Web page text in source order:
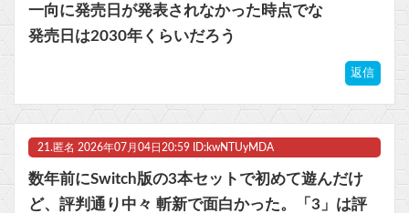
一向に発売日が発表されなかった時点でな
発売日は2030年くらいだろう
返信
21. 匿名 2026年07月04日20:59 ID:kwNTUyMDA
数年前にSwitch版の3本セットで初めて遊んだけ
ど、評判通り中々 斬新で面白かった。「3」は評